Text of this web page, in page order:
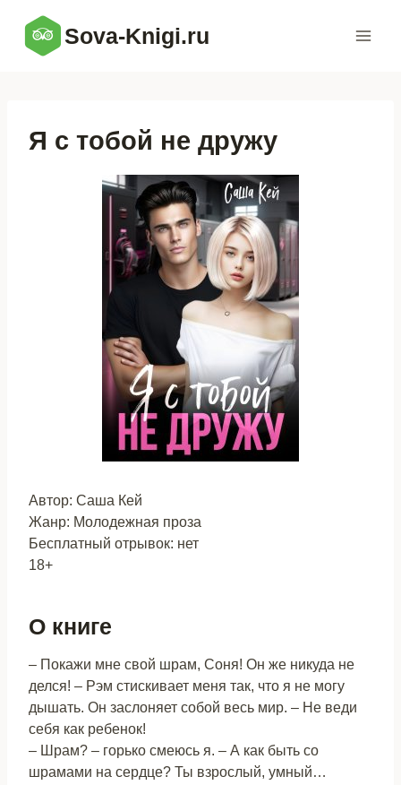
содержимому
Sova-Knigi.ru
Я с тобой не дружу
Автор: Саша Кей
Жанр: Молодежная проза
Бесплатный отрывок: нет
18+
О книге
– Покажи мне свой шрам, Соня! Он же никуда не
делся! – Рэм стискивает меня так, что я не могу
дышать. Он заслоняет собой весь мир. – Не веди
себя как ребенок!
– Шрам? – горько смеюсь я. – А как быть со
шрамами на сердце? Ты взрослый, умный…